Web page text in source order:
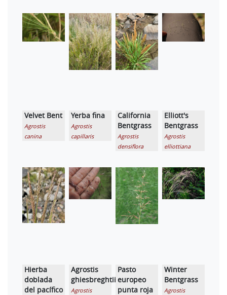
Velvet Bent
Agrostis
canina
Yerba fina
Agrostis
capillaris
California
Bentgrass
Agrostis
densiflora
Elliott's
Bentgrass
Agrostis
elliottiana
Hierba
doblada
del pacífico
Agrostis
ghiesbreghtii
Agrostis
Pasto
europeo
punta roja
Winter
Bentgrass
Agrostis